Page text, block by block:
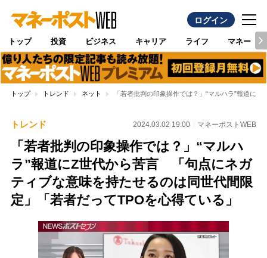
ログイン
トップ 投資 ビジネス キャリア ライフ マネー
トップ トレンド ネット 「若者批判の印象操作では？」“マルハラ”報道に
トレンド 2024.03.02 19:00 マネーポストWEB
「若者批判の印象操作では？」“マルハ
ラ”報道にZ世代から苦言 「句点にネガ
ティブな意味を持たせるのは同世代間限
定」「若者だってTPOを心得ている」